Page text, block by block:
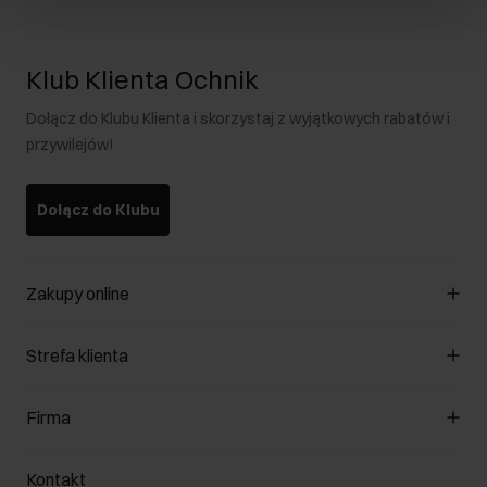
Klub Klienta Ochnik
Dołącz do Klubu Klienta i skorzystaj z wyjątkowych rabatów i
przywilejów!
Dołącz do Klubu
Zakupy online
Zarządzaj cookies
Formy płatności
Jak dokonać zwrotu?
Strefa klienta
Klub Klienta
Firma
O nas
Kontakt